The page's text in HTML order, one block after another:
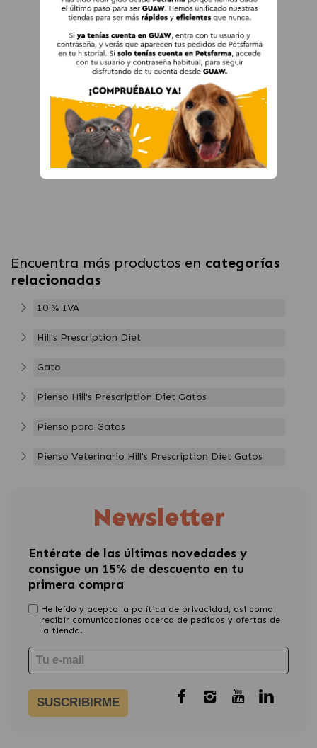
Encuentra más productos en categorías
relacionadas
10 % IVA
Hill's Prescription Diet
Gato
Pienso Hill's Prescription Diet Gatos
Pienso para Gatos
Pienso Veterinario Hill's Prescription Diet Gatos
Newsletter
Entérate de las últimas novedades y
consigue un 15% de descuento en tu
primera compra
He leído y acepto la política de privacidad, asi como
recibir comunicaciones acerca de pedidos y ofertas de
la tienda.
SUSCRIBIRME